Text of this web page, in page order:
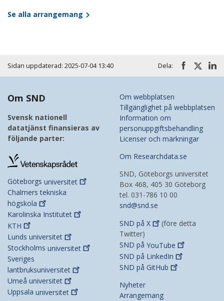
Se alla arrangemang
Sidan uppdaterad: 2025-07-04 13:40 Dela:
Om SND
Svensk nationell
datatjänst finansieras av
följande parter:
Göteborgs universitet
Chalmers tekniska
högskola
Karolinska Institutet
KTH
Lunds universitet
Stockholms universitet
Sveriges
lantbruksuniversitet
Umeå universitet
Uppsala universitet
Om webbplatsen
Tillgänglighet på webbplatsen
Information om
personuppgiftsbehandling
Licenser och märkningar
Om Researchdata.se
SND, Göteborgs universitet
Box 468, 405 30 Göteborg
tel. 031-786 10 00
snd@snd.se
SND på X
(före detta
Twitter)
SND på YouTube
SND på LinkedIn
SND på GitHub
Nyheter
Arrangemang